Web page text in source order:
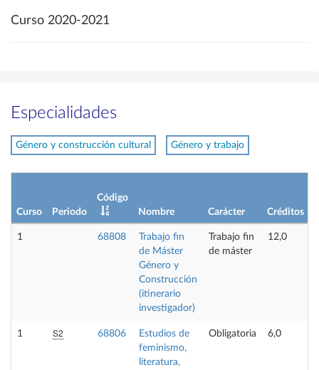
Curso 2020-2021
Especialidades
Género y construcción cultural Género y trabajo
Curso Periodo
Código
Nombre
Carácter Créditos
1 68808
Trabajo fin
de Máster
Género y
Construcción
(itinerario
investigador)
Trabajo fin
de máster
12,0
1 S2 68806
Estudios de
feminismo,
literatura,
Obligatoria 6,0